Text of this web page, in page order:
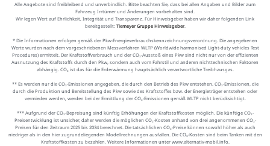
Alle Angebote sind freibleibend und unverbindlich. Bitte beachten Sie, dass bei allen Angaben und Bilder zum
Fahrzeug Irrtümer und Änderungen vorbehalten sind.
Wir legen Wert auf Ehrlichkeit, Integrität und Transparenz. Für Hinweisgeber haben wir daher folgenden Link
bereitgestellt: Tiemeyer Gruppe Hinweisgeber.
* Die Informationen erfolgen gemäß der Pkw-Energieverbrauchskennzeichnungsverordnung. Die angegebenen
Werte wurden nach dem vorgeschriebenen Messverfahren WLTP (Worldwide harmonised Light-duty vehicles Test
Procedures) ermittelt. Der Kraftstoffverbrauch und der CO₂-Ausstoß eines Pkw sind nicht nur von der effizienten
Ausnutzung des Kraftstoffs durch den Pkw, sondern auch vom Fahrstil und anderen nichttechnischen Faktoren
abhängig. CO₂ ist das für die Erderwärmung hauptsächlich verantwortliche Treibhausgas.
** Es werden nur die CO₂-Emissionen angegeben, die durch den Betrieb des Pkw entstehen. CO₂-Emissionen, die
durch die Produktion und Bereitstellung des Pkw sowie des Kraftstoffes bzw. der Energieträger entstehen oder
vermieden werden, werden bei der Ermittlung der CO₂-Emissionen gemäß WLTP nicht berücksichtigt.
*** Aufgrund der CO₂-Bepreisung sind künftig Erhöhungen der Kraftstoffkosten möglich. Die künftige CO₂-
Preisentwicklung ist unsicher, daher werden die möglichen CO₂-Kosten anhand von drei angenommenen CO₂-
Preisen für den Zeitraum 2025 bis 2034 berechnet. Die tatsächlichen CO₂-Preise können sowohl höher als auch
niedriger als in den hier zugrundeliegenden Modellrechnungen ausfallen. Die CO₂-Kosten sind beim Tanken mit den
Kraftstoffkosten zu bezahlen. Weitere Informationen unter www.alternativ-mobil.info.